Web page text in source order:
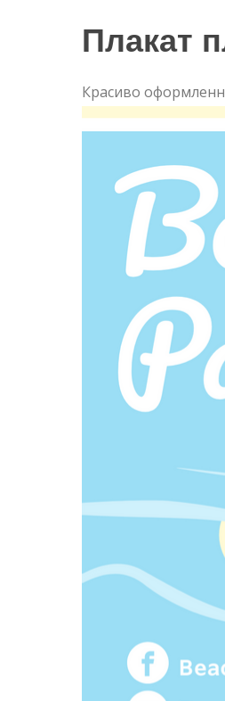
Плакат
Красиво